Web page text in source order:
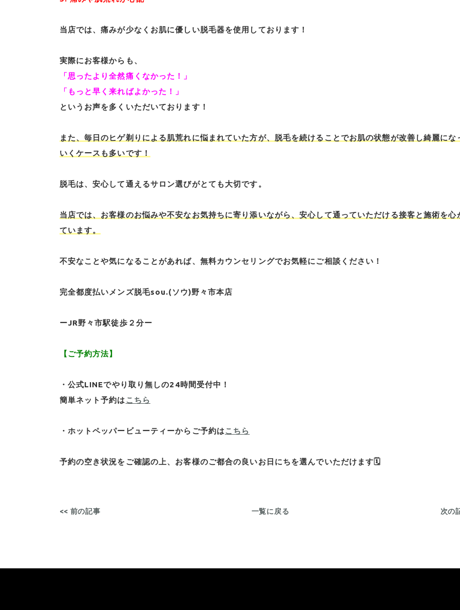
当店では、痛みが少なくお肌に優しい脱毛器を使用しております！
実際にお客様からも、
「思ったより全然痛くなかった！」
「もっと早く来ればよかった！」
というお声を多くいただいております！
また、毎日のヒゲ剃りによる肌荒れに悩まれていた方が、脱毛を続けることでお肌の状態が改善し綺麗にな
いくケースも多いです！
脱毛は、安心して通えるサロン選びがとても大切です。
当店では、お客様のお悩みや不安なお気持ちに寄り添いながら、安心して通っていただける接客と施術を心
ています。
不安なことや気になることがあれば、無料カウンセリングでお気軽にご相談ください！
完全都度払いメンズ脱毛sou.(ソウ)野々市本店
ーJR野々市駅徒歩２分ー
【ご予約方法】
・公式LINEでやり取り無しの24時間受付中！
簡単ネット予約はこちら
・ホットペッパービューティーからご予約はこちら
予約の空き状況をご確認の上、お客様のご都合の良いお日にちを選んでいただけます🗓️
<< 前の記事 一覧に戻る 次の